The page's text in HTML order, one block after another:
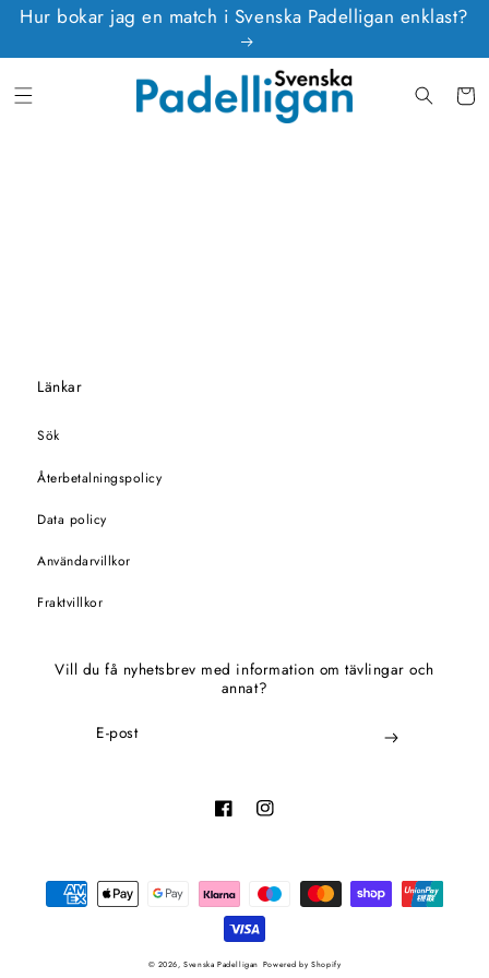
vidare
till
Hur bokar jag en match i Svenska Padelligan enklast?
Länkar
Sök
Återbetalningspolicy
Data policy
Användarvillkor
Fraktvillkor
Vill du få nyhetsbrev med information om tävlingar och
annat?
E-post
FacebookInstagram
Betalningsmetoder
© 2026,Svenska Padelligan Powered by Shopify